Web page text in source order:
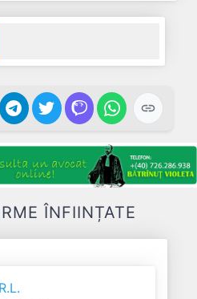
ÎNFIINȚATE